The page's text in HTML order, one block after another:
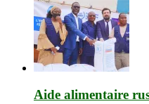
Aide alimentaire